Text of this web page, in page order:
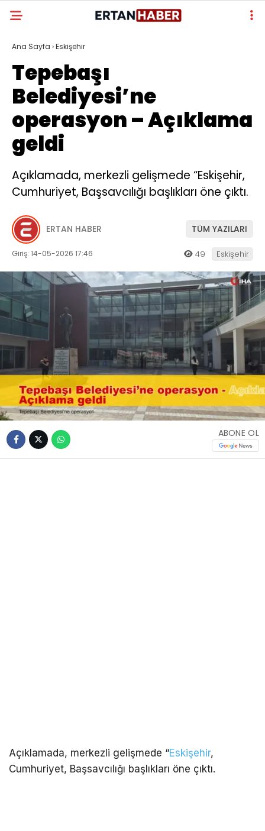
Ana Sayfa ›Eskişehir
Tepebaşı
Belediyesi’ne
operasyon – Açıklama
geldi
Açıklamada, merkezli gelişmede “Eskişehir,
Cumhuriyet, Başsavcılığı başlıkları öne çıktı.
ERTAN HABER TÜM YAZILARI
Giriş: 14-05-2026 17:46 49 Eskişehir
ABONE OL
Açıklamada, merkezli gelişmede “Eskişehir,
Cumhuriyet, Başsavcılığı başlıkları öne çıktı.